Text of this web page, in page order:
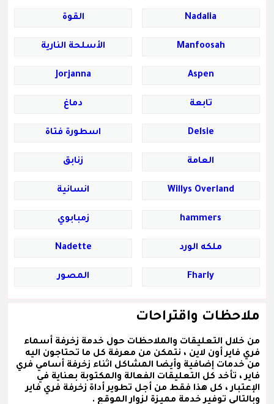
Nadalia القوة
Manfoosah الأسلحة النارية
Aspen
Jorjanna
تابعة دماغ
Delsie اسطورة فتاة
العامة زنابق
Willys Overland انسانية
hammers زمبابوي
ملكه الورد Nadette
Fharly المصور
ملاحظات واقتراحات
من خلال التعليقات والملاحظات حول خدمة زخرفة أسماء
فري فاير أون لاين ، نتمكن من معرفة كل ما تحتاجون اليه
من خدمات إضافية وأيضا المشاكل اثناء زخرفة أسامي فري
فاير ، تأخد كل التعليقات الفعالة والمكتوبة بعناية في
الإعتبار ، كل هذا فقط من أجل تطوير أداة زخرفة فري فاير
وبالتالي توفير خدمة مميزة لزوار الموقع .